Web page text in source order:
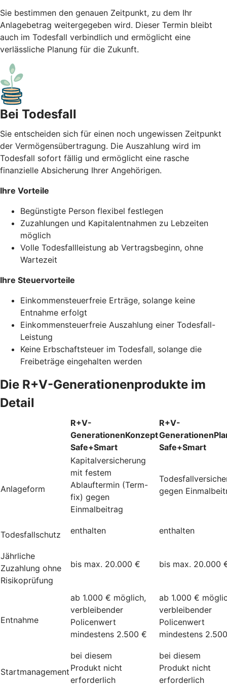
Sie bestimmen den genauen Zeitpunkt, zu dem Ihr
Anlagebetrag weitergegeben wird. Dieser Termin bleibt
auch im Todesfall verbindlich und ermöglicht eine
verlässliche Planung für die Zukunft.
Bei Todesfall
Sie entscheiden sich für einen noch ungewissen Zeitpunkt
der Vermögensübertragung. Die Auszahlung wird im
Todesfall sofort fällig und ermöglicht eine rasche
finanzielle Absicherung Ihrer Angehörigen.
Ihre Vorteile
Begünstigte Person flexibel festlegen
Zuzahlungen und Kapitalentnahmen zu Lebzeiten
möglich
Volle Todesfallleistung ab Vertragsbeginn, ohne
Wartezeit
Ihre Steuervorteile
Einkommensteuerfreie Erträge, solange keine
Entnahme erfolgt
Einkommensteuerfreie Auszahlung einer Todesfall-
Leistung
Keine Erbschaftsteuer im Todesfall, solange die
Freibeträge eingehalten werden
Die R+V-Generationenprodukte im
Detail
R+V-
GenerationenKonzept
Safe+Smart
R+V-
Safe+Smart
Anlageform
Kapitalversicherung
mit festem
Ablauftermin (Term-
fix) gegen
Einmalbeitrag
gegen
Todesfallschutz enthalten enthalten
Jährliche
Zuzahlung ohne
Risikoprüfung
bis max. 20.000 € bis max. 20.000
Entnahme
ab 1.000 € möglich,
verbleibender
Policenwert
mindestens 2.500 €
ab 1.000 €
verbleibender
Policenwert
mindestens
Startmanagement
bei diesem
Produkt nicht
erforderlich
bei diesem
Produkt nicht
erforderlich